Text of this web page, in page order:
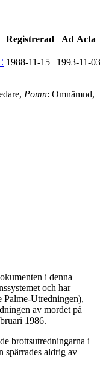
Registrerad Ad Acta
1988-11-15 1993-11-03
Pomn: Omnämnd,
i denna
och har
Utredningen),
av mordet på
1986.
brottsutredningarna i
spärrades aldrig av